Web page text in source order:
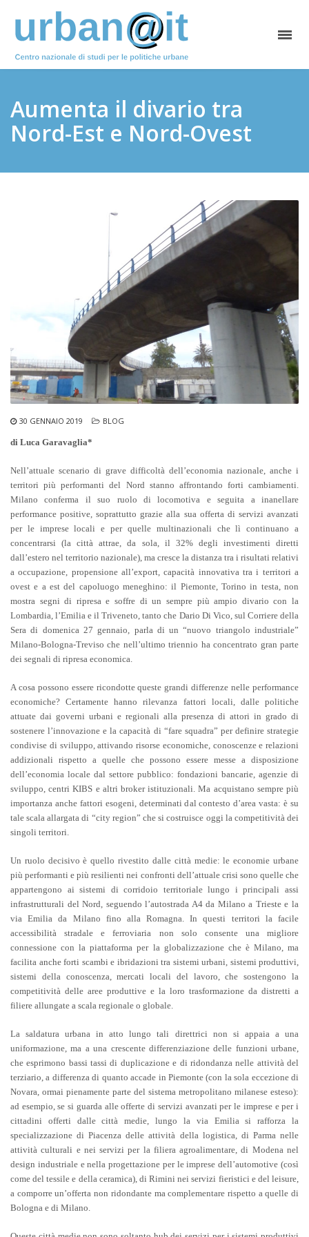
Aumenta il divario tra
Nord-Est e Nord-Ovest
30 GENNAIO 2019 BLOG
di Luca Garavaglia*
Nell’attuale scenario di grave difficoltà dell’economia nazionale, anche i
territori più performanti del Nord stanno affrontando forti cambiamenti.
Milano conferma il suo ruolo di locomotiva e seguita a inanellare
performance positive, soprattutto grazie alla sua offerta di servizi avanzati
per le imprese locali e per quelle multinazionali che lì continuano a
concentrarsi (la città attrae, da sola, il 32% degli investimenti diretti
dall’estero nel territorio nazionale), ma cresce la distanza tra i risultati relativi
a occupazione, propensione all’export, capacità innovativa tra i territori a
ovest e a est del capoluogo meneghino: il Piemonte, Torino in testa, non
mostra segni di ripresa e soffre di un sempre più ampio divario con la
Lombardia, l’Emilia e il Triveneto, tanto che Dario Di Vico, sul Corriere della
Sera di domenica 27 gennaio, parla di un “nuovo triangolo industriale”
Milano-Bologna-Treviso che nell’ultimo triennio ha concentrato gran parte
dei segnali di ripresa economica.
A cosa possono essere ricondotte queste grandi differenze nelle performance
economiche? Certamente hanno rilevanza fattori locali, dalle politiche
attuate dai governi urbani e regionali alla presenza di attori in grado di
sostenere l’innovazione e la capacità di “fare squadra” per definire strategie
condivise di sviluppo, attivando risorse economiche, conoscenze e relazioni
addizionali rispetto a quelle che possono essere messe a disposizione
dell’economia locale dal settore pubblico: fondazioni bancarie, agenzie di
sviluppo, centri KIBS e altri broker istituzionali. Ma acquistano sempre più
importanza anche fattori esogeni, determinati dal contesto d’area vasta: è su
tale scala allargata di “city region” che si costruisce oggi la competitività dei
singoli territori.
Un ruolo decisivo è quello rivestito dalle città medie: le economie urbane
più performanti e più resilienti nei confronti dell’attuale crisi sono quelle che
appartengono ai sistemi di corridoio territoriale lungo i principali assi
infrastrutturali del Nord, seguendo l’autostrada A4 da Milano a Trieste e la
via Emilia da Milano fino alla Romagna. In questi territori la facile
accessibilità stradale e ferroviaria non solo consente una migliore
connessione con la piattaforma per la globalizzazione che è Milano, ma
facilita anche forti scambi e ibridazioni tra sistemi urbani, sistemi produttivi,
sistemi della conoscenza, mercati locali del lavoro, che sostengono la
competitività delle aree produttive e la loro trasformazione da distretti a
filiere allungate a scala regionale o globale.
La saldatura urbana in atto lungo tali direttrici non si appaia a una
uniformazione, ma a una crescente differenziazione delle funzioni urbane,
che esprimono bassi tassi di duplicazione e di ridondanza nelle attività del
terziario, a differenza di quanto accade in Piemonte (con la sola eccezione di
Novara, ormai pienamente parte del sistema metropolitano milanese esteso):
ad esempio, se si guarda alle offerte di servizi avanzati per le imprese e per i
cittadini offerti dalle città medie, lungo la via Emilia si rafforza la
specializzazione di Piacenza delle attività della logistica, di Parma nelle
attività culturali e nei servizi per la filiera agroalimentare, di Modena nel
design industriale e nella progettazione per le imprese dell’automotive (così
come del tessile e della ceramica), di Rimini nei servizi fieristici e del leisure,
a comporre un’offerta non ridondante ma complementare rispetto a quelle di
Bologna e di Milano.